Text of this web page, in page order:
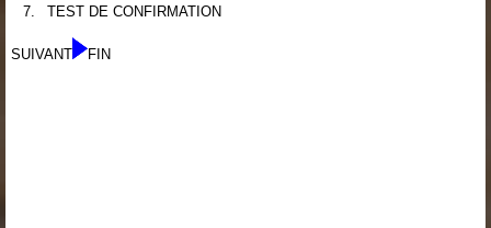
7. TEST DE CONFIRMATION
SUIVANT FIN